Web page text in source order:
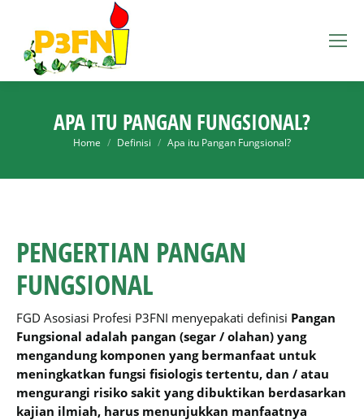
APA ITU PANGAN FUNGSIONAL?
You are here:
Home Definisi Apa itu Pangan Fungsional?
PENGERTIAN PANGAN
FUNGSIONAL
FGD Asosiasi Profesi P3FNI menyepakati definisi Pangan
Fungsional adalah pangan (segar / olahan) yang
mengandung komponen yang bermanfaat untuk
meningkatkan fungsi fisiologis tertentu, dan / atau
mengurangi risiko sakit yang dibuktikan berdasarkan
kajian ilmiah, harus menunjukkan manfaatnya